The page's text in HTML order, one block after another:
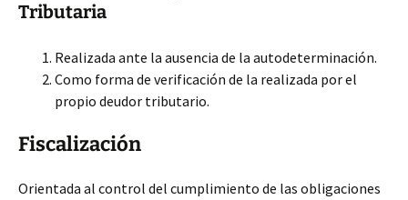
Tributaria
Realizada ante la ausencia de la autodeterminación.
Como forma de verificación de la realizada por el
propio deudor tributario.
Fiscalización
Orientada al control del cumplimiento de las obligaciones